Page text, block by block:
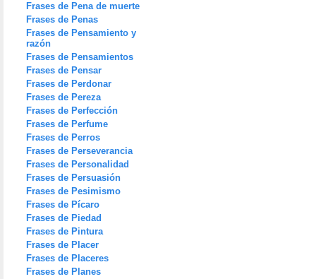
Frases de Pena de muerte
Frases de Penas
Frases de Pensamiento y
razón
Frases de Pensamientos
Frases de Pensar
Frases de Perdonar
Frases de Pereza
Frases de Perfección
Frases de Perfume
Frases de Perros
Frases de Perseverancia
Frases de Personalidad
Frases de Persuasión
Frases de Pesimismo
Frases de Pícaro
Frases de Piedad
Frases de Pintura
Frases de Placer
Frases de Placeres
Frases de Planes